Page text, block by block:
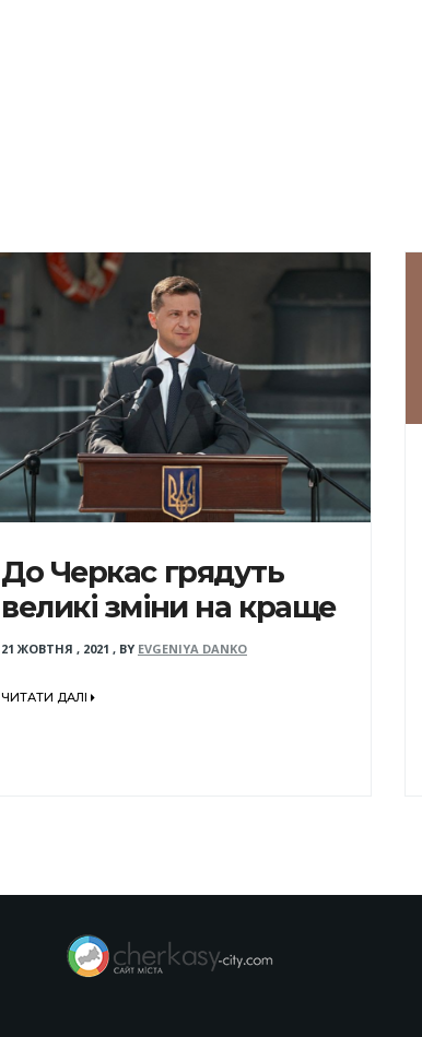
До Черкас грядуть
великі зміни на краще
21 ЖОВТНЯ , 2021 , BY EVGENIYA DANKO
ЧИТАТИ ДАЛІ